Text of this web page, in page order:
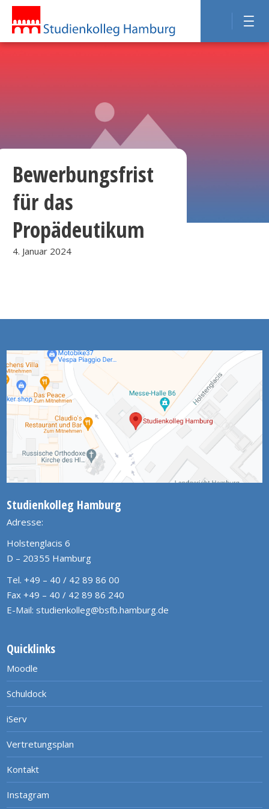
Bewerbungsfrist
für das
Propädeutikum
4. Januar 2024
Studienkolleg Hamburg
Adresse:
Holstenglacis 6
D – 20355 Hamburg
Tel. +49 – 40 / 42 89 86 00
Fax +49 – 40 / 42 89 86 240
E-Mail: studienkolleg@bsfb.hamburg.de
Quicklinks
Moodle
Schuldock
iServ
Vertretungsplan
Kontakt
Instagram